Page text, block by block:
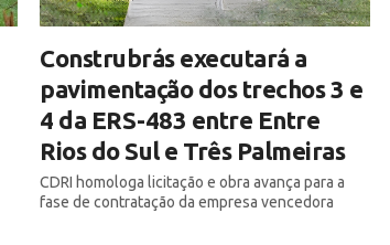
Construbrás executará a
pavimentação dos trechos 3 e
4 da ERS-483 entre Entre
Rios do Sul e Três Palmeiras
CDRI homologa licitação e obra avança para a
fase de contratação da empresa vencedora